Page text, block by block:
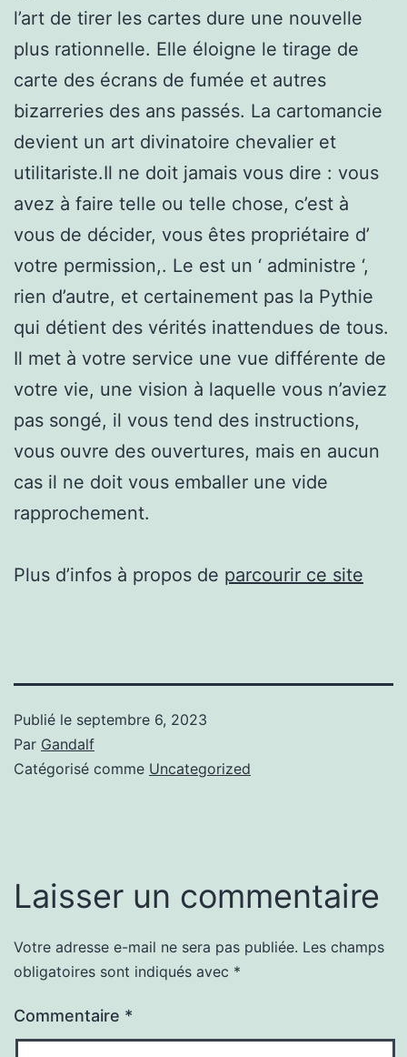
l’art de tirer les cartes dure une nouvelle
plus rationnelle. Elle éloigne le tirage de
carte des écrans de fumée et autres
bizarreries des ans passés. La cartomancie
devient un art divinatoire chevalier et
utilitariste.Il ne doit jamais vous dire : vous
avez à faire telle ou telle chose, c’est à
vous de décider, vous êtes propriétaire d’
votre permission,. Le est un ‘ administre ‘,
rien d’autre, et certainement pas la Pythie
qui détient des vérités inattendues de tous.
Il met à votre service une vue différente de
votre vie, une vision à laquelle vous n’aviez
pas songé, il vous tend des instructions,
vous ouvre des ouvertures, mais en aucun
cas il ne doit vous emballer une vide
rapprochement.
Plus d’infos à propos de parcourir ce site
Publié le septembre 6, 2023
Par Gandalf
Catégorisé comme Uncategorized
Laisser un commentaire
Votre adresse e-mail ne sera pas publiée. Les champs
obligatoires sont indiqués avec *
Commentaire *